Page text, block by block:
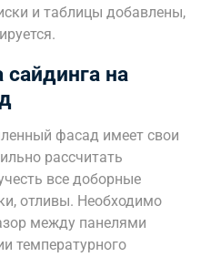
и таблицы добавлены,
на
фасад имеет свои
рассчитать
все доборные
отливы. Необходимо
между панелями
температурного